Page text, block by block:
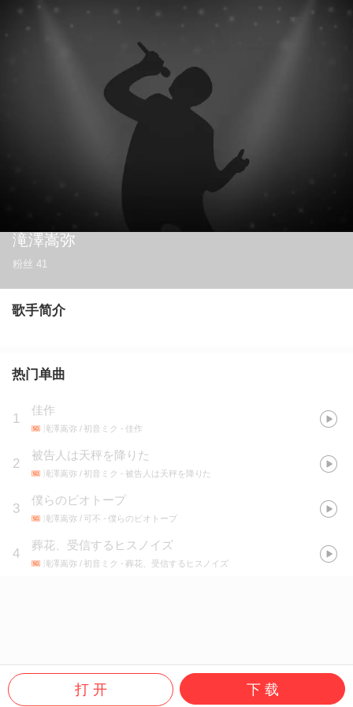
滝澤嵩弥
粉丝 41
歌手简介
热门单曲
1
佳作
滝澤嵩弥 / 初音ミク - 佳作
2
被告人は天秤を降りた
滝澤嵩弥 / 初音ミク - 被告人は天秤を降りた
3
僕らのビオトープ
滝澤嵩弥 / 可不 - 僕らのビオトープ
4
葬花、受信するヒスノイズ
滝澤嵩弥 / 初音ミク - 葬花、受信するヒスノイズ
打 开 下 载